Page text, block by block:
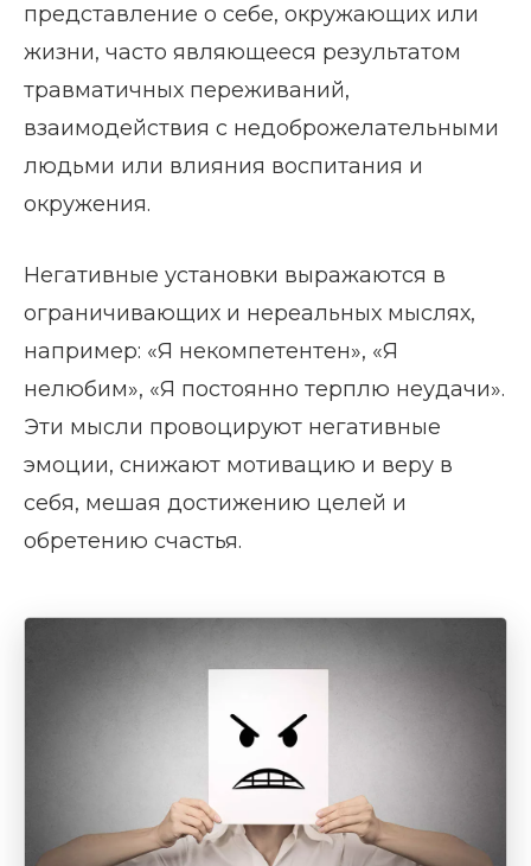
представление о себе, окружающих или
жизни, часто являющееся результатом
травматичных переживаний,
взаимодействия с недоброжелательными
людьми или влияния воспитания и
окружения.
Негативные установки выражаются в
ограничивающих и нереальных мыслях,
например: «Я некомпетентен», «Я
нелюбим», «Я постоянно терплю неудачи».
Эти мысли провоцируют негативные
эмоции, снижают мотивацию и веру в
себя, мешая достижению целей и
обретению счастья.